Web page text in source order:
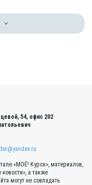
54, офис 202
«МОЁ! Курск», материалов,
а также
могут не совпадать